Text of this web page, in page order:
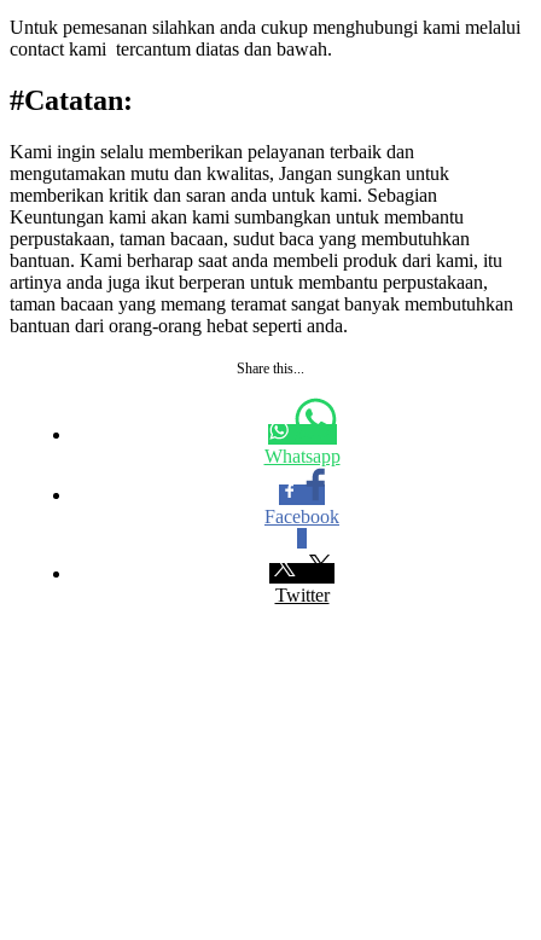
Untuk pemesanan silahkan anda cukup menghubungi kami melalui
contact kami tercantum diatas dan bawah.
#Catatan:
Kami ingin selalu memberikan pelayanan terbaik dan
mengutamakan mutu dan kwalitas, Jangan sungkan untuk
memberikan kritik dan saran anda untuk kami. Sebagian
Keuntungan kami akan kami sumbangkan untuk membantu
perpustakaan, taman bacaan, sudut baca yang membutuhkan
bantuan. Kami berharap saat anda membeli produk dari kami, itu
artinya anda juga ikut berperan untuk membantu perpustakaan,
taman bacaan yang memang teramat sangat banyak membutuhkan
bantuan dari orang-orang hebat seperti anda.
Share this...
Whatsapp
Facebook
Twitter